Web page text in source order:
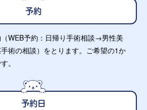
予約
WEB予約：日帰り手術相談→男性美
術の相談）をとります。ご希望の1か
。
予約日